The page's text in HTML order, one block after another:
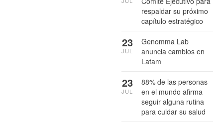
respaldar su próximo
capítulo estratégico
Genomma Lab
anuncia cambios en
Latam
23
JUL
88% de las personas
en el mundo afirma
seguir alguna rutina
para cuidar su salud
23
JUL